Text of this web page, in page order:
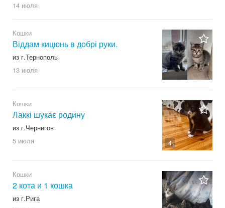
14 июля
Кошки
Віддам кицюнь в добрі руки.
из г.Тернополь
13 июля
4
Кошки
Лаккі шукає родину
из г.Чернигов
5 июля
Кошки
2 кота и 1 кошка
из г.Рига